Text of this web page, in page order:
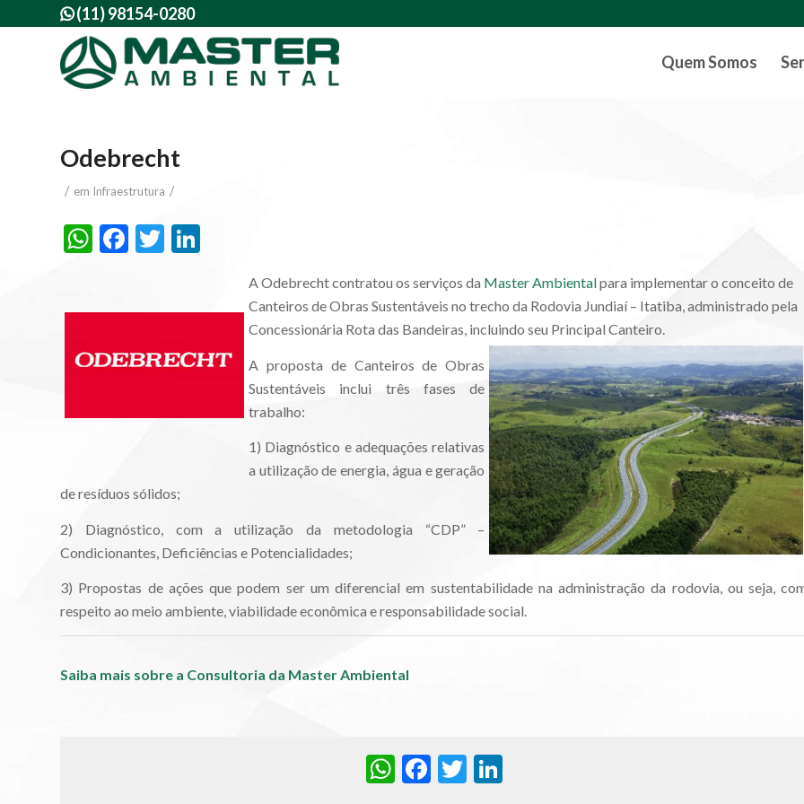
(11) 98154-0280
Quem Somos
Odebrecht
/ em Infraestrutura /
WhatsApp
Facebook
Twitter
A Odebrecht contratou os serviços da Master Ambientalpara implementar o conceito de
Canteiros de Obras Sustentáveis no trecho da Rodovia Jundiaí – Itatiba, administrado pela
Concessionária Rota das Bandeiras, incluindo seu Principal Canteiro.
A proposta de Canteiros de Obras
Sustentáveis inclui três fases de
trabalho:
1) Diagnóstico e adequações relativas
a utilização de energia, água e geração
de resíduos sólidos;
2) Diagnóstico, com a utilização da metodologia “CDP” –
Condicionantes, Deficiências e Potencialidades;
3) Propostas de ações que podem ser um diferencial em sustentabilidade na administração da rodovia, ou seja,
respeito ao meio ambiente, viabilidade econômica e responsabilidade social.
Saiba mais sobre a Consultoria da Master Ambiental
WhatsApp
Facebook
Twitter
LinkedIn